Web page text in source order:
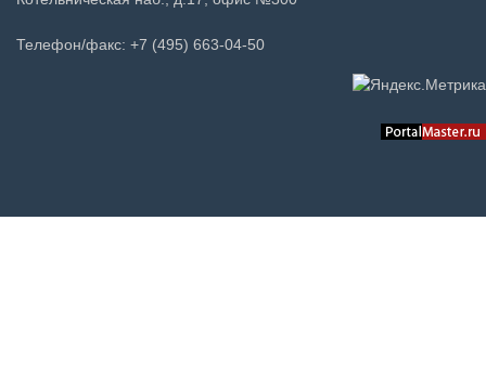
Телефон/факс: +7 (495) 663-04-50